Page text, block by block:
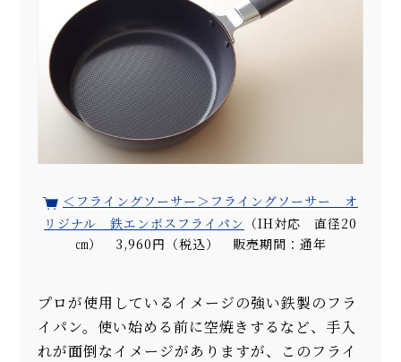
＜フライングソーサー＞フライングソーサー オ
リジナル 鉄エンボスフライパン （IH対応 直径20
㎝） 3,960円（税込） 販売期間：通年
プロが使用しているイメージの強い鉄製のフラ
イパン。使い始める前に空焼きするなど、手入
れが面倒なイメージがありますが、このフライ